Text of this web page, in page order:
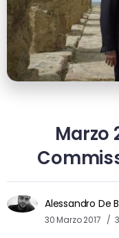
Marzo
Alessandro De
30 Marzo 2017